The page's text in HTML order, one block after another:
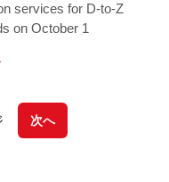
services for D-to-Z
on October 1
次へ